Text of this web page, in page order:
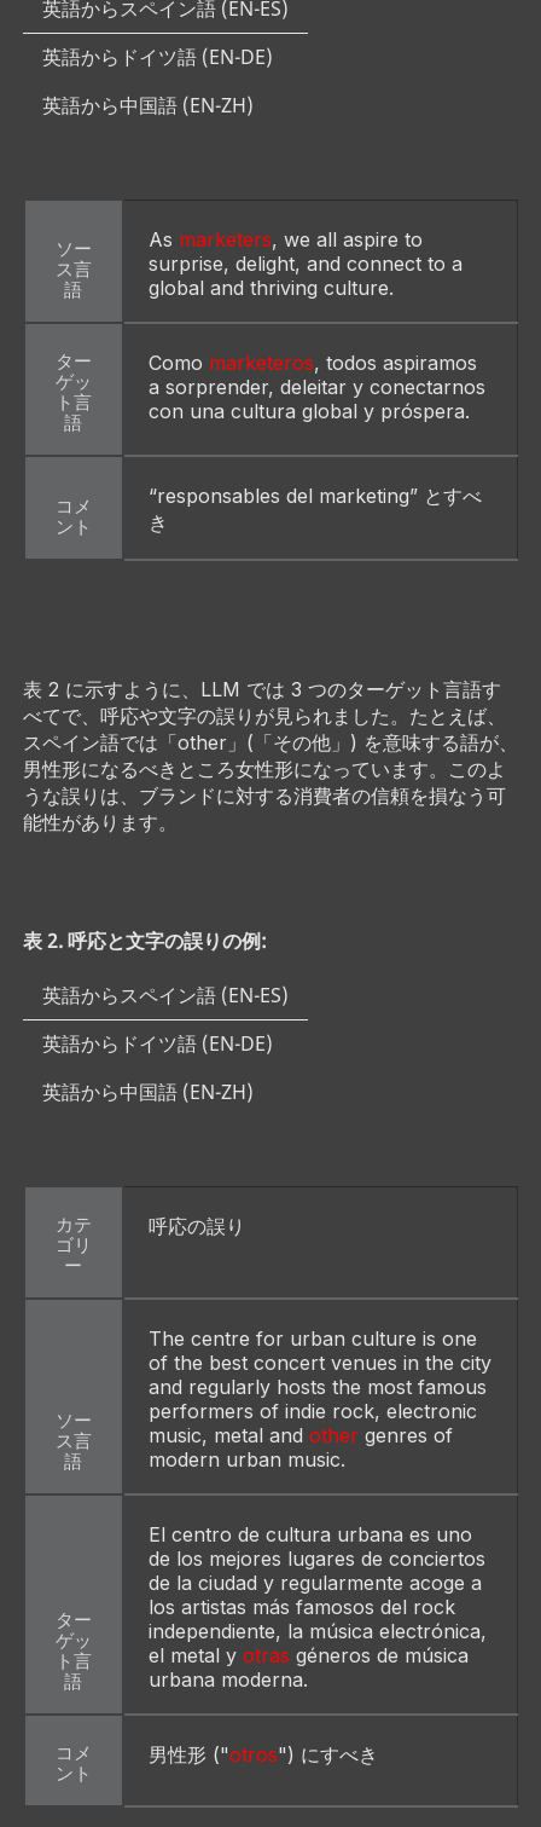
英語からスペイン語 (EN-ES)
英語からドイツ語 (EN-DE)
英語から中国語 (EN-ZH)
ソー
ス言
語
As marketers, we all aspire to
surprise, delight, and connect to a
global and thriving culture.
ター
ゲッ
ト言
語
Como marketeros, todos aspiramos
a sorprender, deleitar y conectarnos
con una cultura global y próspera.
コメ
ント
“responsables del marketing” とすべ
き
表 2 に示すように、LLM では 3 つのターゲット言語す
べてで、呼応や文字の誤りが見られました。たとえば、
スペイン語では「other」(「その他」) を意味する語が、
男性形になるべきところ女性形になっています。このよ
うな誤りは、ブランドに対する消費者の信頼を損なう可
能性があります。
表 2. 呼応と文字の誤りの例:
英語からスペイン語 (EN-ES)
英語からドイツ語 (EN-DE)
英語から中国語 (EN-ZH)
カテ
ゴリ
ー
呼応の誤り
ソー
ス言
語
The centre for urban culture is one
of the best concert venues in the city
and regularly hosts the most famous
performers of indie rock, electronic
music, metal and other genres of
modern urban music.
ター
ゲッ
ト言
語
El centro de cultura urbana es uno
de los mejores lugares de conciertos
de la ciudad y regularmente acoge a
los artistas más famosos del rock
independiente, la música electrónica,
el metal y otras géneros de música
urbana moderna.
コメ
ント
男性形 ("otros") にすべき